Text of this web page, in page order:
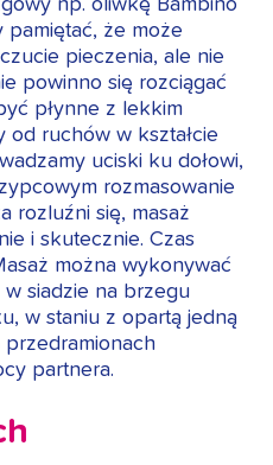
np. oliwkę Bambino
pamiętać, że może
pieczenia, ale nie
powinno się rozciągać
płynne z lekkim
od ruchów w kształcie
uciski ku dołowi,
rozmasowanie
rozluźni się, masaż
i skutecznie. Czas
można wykonywać
siadzie na brzegu
w staniu z opartą jedną
partnera.